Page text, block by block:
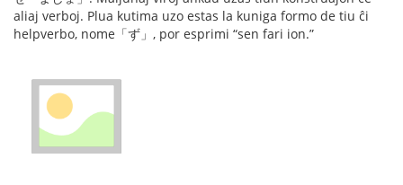
aliaj verboj. Plua kutima uzo estas la kuniga formo de tiu ĉi
helpverbo, nome「ず」, por esprimi “sen fari ion.”